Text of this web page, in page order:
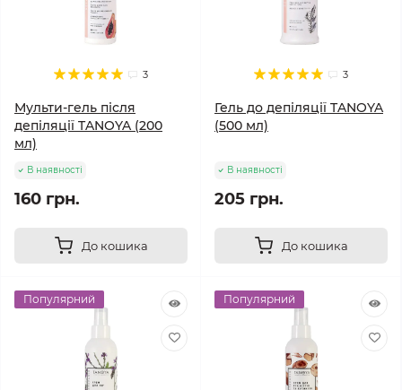
3
Мульти-гель після
депіляції TANOYA (200
мл)
В наявності
160 грн.
До кошика
3
Гель до депіляції TANOYA
(500 мл)
В наявності
205 грн.
До кошика
Популярний Популярний